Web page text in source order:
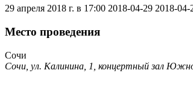
29 апреля 2018 г. в 17:00 2018-04-29 2018-04-
Место проведения
Сочи
Сочи, ул. Калинина, 1, концертный зал